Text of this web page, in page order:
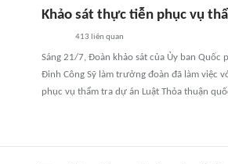
Khảo sát thực tiễn phục vụ
413 liên quan
Sáng 21/7, Đoàn khảo sát của Ủy ban Quốc
Đinh Công Sỹ làm trưởng đoàn đã làm việc
phục vụ thẩm tra dự án Luật Thỏa thuận